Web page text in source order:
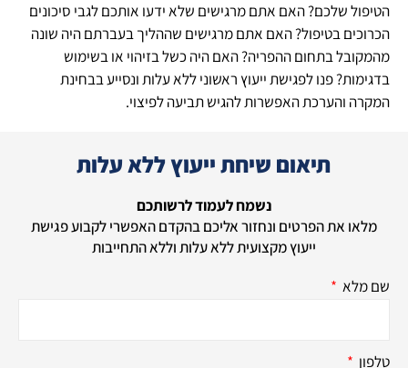
הטיפול שלכם? האם אתם מרגישים שלא ידעו אותכם לגבי סיכונים
הכרוכים בטיפול? האם אתם מרגישים שההליך בעברתם היה שונה
מהמקובל בתחום ההפריה? האם היה כשל בזיהוי או בשימוש
בדגימות? פנו לפגישת ייעוץ ראשוני ללא עלות ונסייע בבחינת
המקרה והערכת האפשרות להגיש תביעה לפיצוי.
תיאום שיחת ייעוץ ללא עלות
נשמח לעמוד לרשותכם
מלאו את הפרטים ונחזור אליכם בהקדם האפשרי לקבוע פגישת
ייעוץ מקצועית ללא עלות וללא התחייבות
שם מלא
טלפון